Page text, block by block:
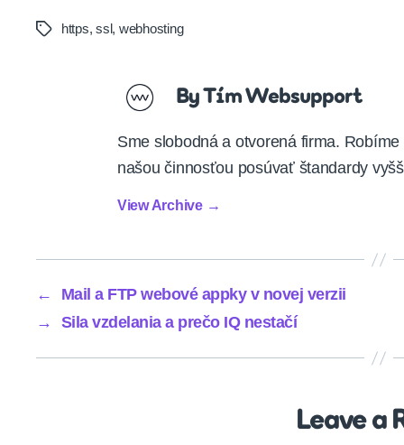
Tags https,ssl, webhosting
By Tím Websupport
Sme slobodná a otvorená firma.
našou činnosťou posúvať štandardy
View Archive →
←
Mail a FTP webové appky v novej verzii
→
Sila vzdelania a prečo IQ nestačí
Leave a